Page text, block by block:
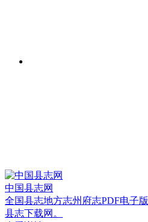
中国县志网
全国县志地方志州府志PDF电子版
县志下载网。